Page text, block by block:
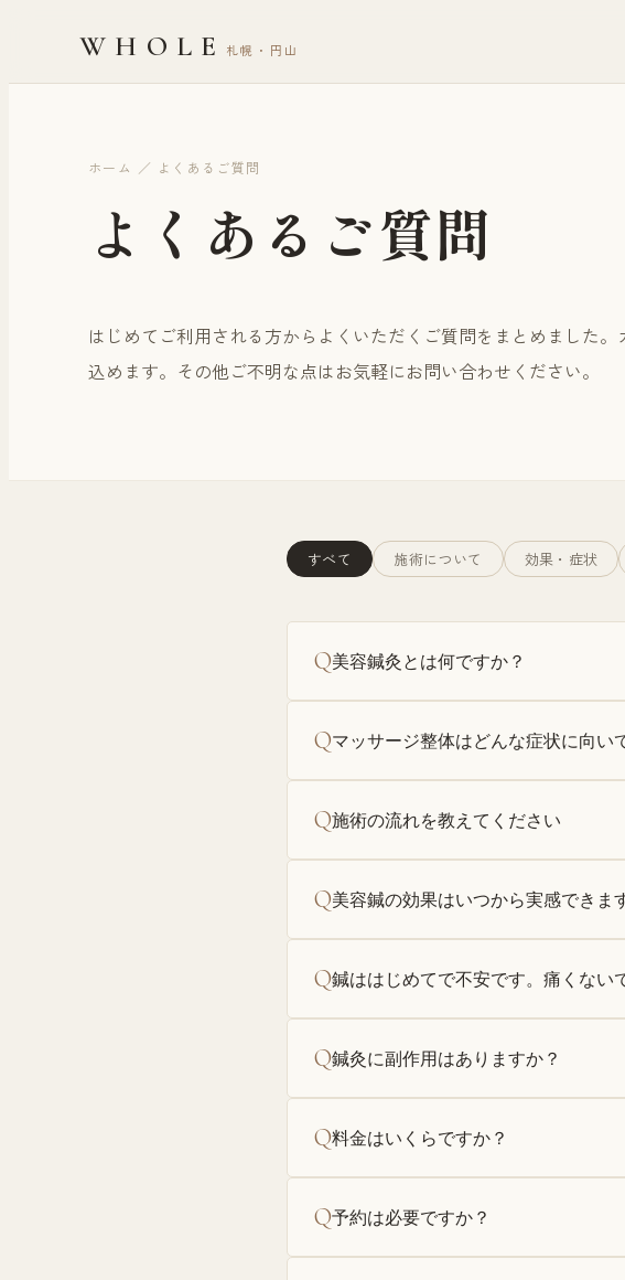
WHOLE 札幌・円山
ホーム ／ よくあるご質問
よくあるご質問
はじめてご利用される方からよくいただくご質問をまとめました。
込めます。その他ご不明な点はお気軽にお問い合わせください。
すべて 施術について 効果・症状
Q美容鍼灸とは何ですか？
Qマッサージ整体はどんな症状に向い
Q施術の流れを教えてください
Q美容鍼の効果はいつから実感できま
Q鍼ははじめてで不安です。痛くない
Q鍼灸に副作用はありますか？
Q料金はいくらですか？
Q予約は必要ですか？